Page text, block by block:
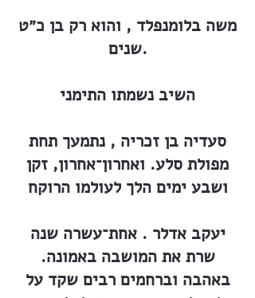
משה בלומנפלד , והוא רק בן כ״ט
שנים.
השיב נשמתו התימני
סעדיה בן זכריה , נתמעך תחת
מפולת סלע. ואחרון־אחרון, זקן
ושבע ימים הלך לעולמו הרוקח
יעקב אדלר . אחת־עשרה שנה
שרת את המושבה באמונה.
באהבה וברחמים רבים שקד על